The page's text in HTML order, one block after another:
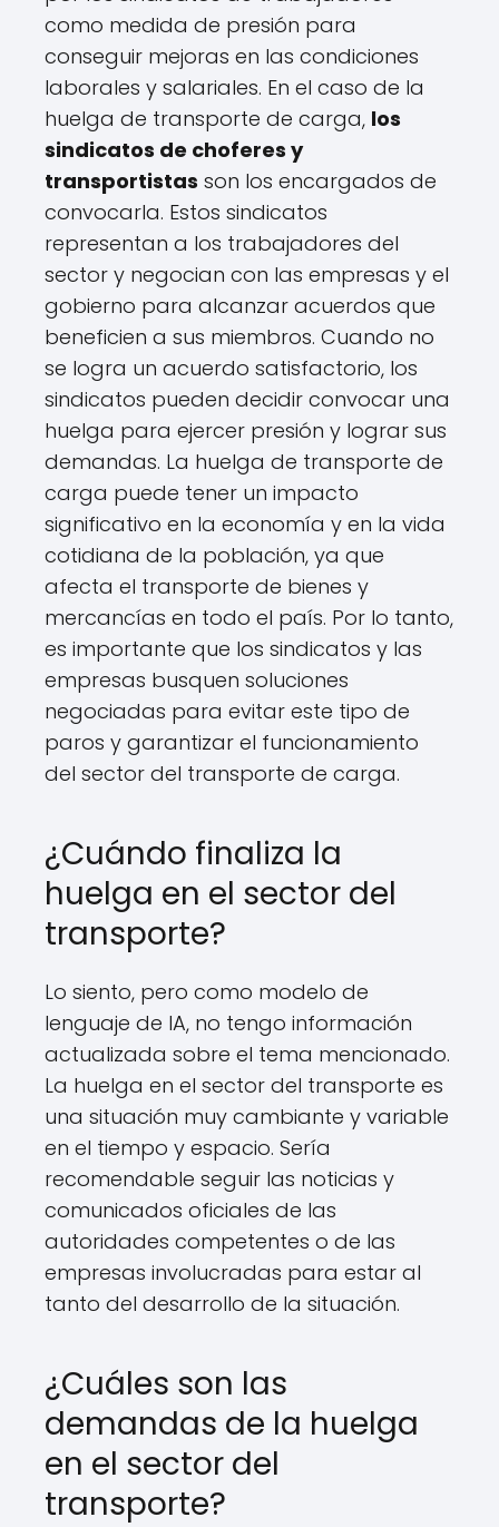
como medida de presión para
conseguir mejoras en las condiciones
laborales y salariales. En el caso de la
huelga de transporte de carga, los
sindicatos de choferes y
transportistas son los encargados de
convocarla. Estos sindicatos
representan a los trabajadores del
sector y negocian con las empresas y el
gobierno para alcanzar acuerdos que
beneficien a sus miembros. Cuando no
se logra un acuerdo satisfactorio, los
sindicatos pueden decidir convocar una
huelga para ejercer presión y lograr sus
demandas. La huelga de transporte de
carga puede tener un impacto
significativo en la economía y en la vida
cotidiana de la población, ya que
afecta el transporte de bienes y
mercancías en todo el país. Por lo tanto,
es importante que los sindicatos y las
empresas busquen soluciones
negociadas para evitar este tipo de
paros y garantizar el funcionamiento
del sector del transporte de carga.
¿Cuándo finaliza la
huelga en el sector del
transporte?
Lo siento, pero como modelo de
lenguaje de IA, no tengo información
actualizada sobre el tema mencionado.
La huelga en el sector del transporte es
una situación muy cambiante y variable
en el tiempo y espacio. Sería
recomendable seguir las noticias y
comunicados oficiales de las
autoridades competentes o de las
empresas involucradas para estar al
tanto del desarrollo de la situación.
¿Cuáles son las
demandas de la huelga
en el sector del
transporte?